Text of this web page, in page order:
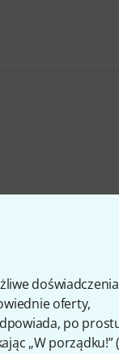
oferty,
po
„W porządku!” (